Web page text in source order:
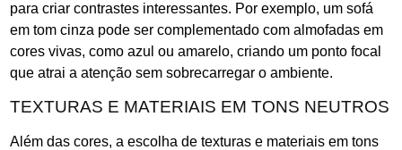
para criar contrastes interessantes. Por exemplo, um sofá
em tom cinza pode ser complementado com almofadas em
cores vivas, como azul ou amarelo, criando um ponto focal
que atrai a atenção sem sobrecarregar o ambiente.
TEXTURAS E MATERIAIS EM TONS NEUTROS
Além das cores, a escolha de texturas e materiais em tons